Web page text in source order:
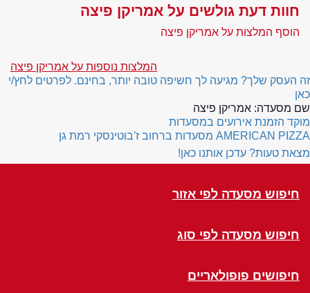
חוות דעת גולשים על אמריקן פיצה
הוסף המלצות על אמריקן פיצה
המלצות נוספות על אמריקן פיצה
זה העסק שלך? מגיעה לך חשיפה טובה יותר, בחינם. לפרטים לחץ/י
כאן
שם מסעדה: אמריקן פיצה
מוקד הזמנת אירועים במסעדות
AMERICAN PIZZA מסעדות ברחוב ז'בוטינסקי רמת גן
מצאת טעות? עדכן אותנו כאן!
חיפוש מסעדה לפי אזור
חיפוש מסעדה לפי סוג
חיפושים פופולאריים